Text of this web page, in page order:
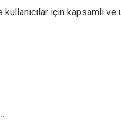
için kapsamlı ve